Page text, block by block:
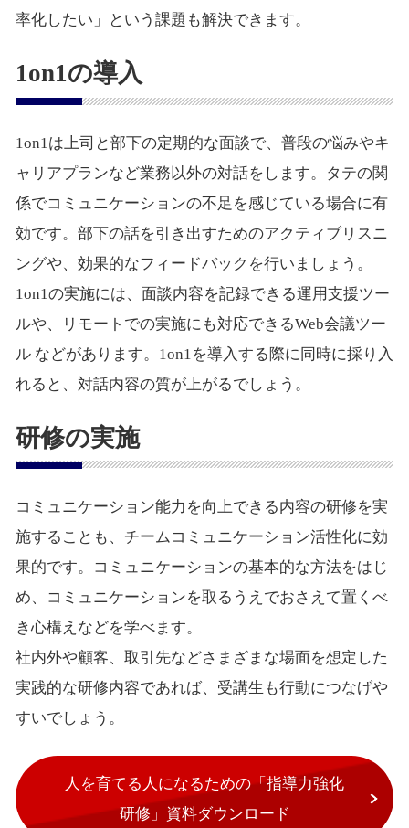
率化したい」という課題も解決できます。
1on1の導入
1on1は上司と部下の定期的な面談で、普段の悩みやキ
ャリアプランなど業務以外の対話をします。タテの関
係でコミュニケーションの不足を感じている場合に有
効です。部下の話を引き出すためのアクティブリスニ
ングや、効果的なフィードバックを行いましょう。
1on1の実施には、面談内容を記録できる運用支援ツー
ルや、リモートでの実施にも対応できるWeb会議ツー
ル などがあります。1on1を導入する際に同時に採り入
れると、対話内容の質が上がるでしょう。
研修の実施
コミュニケーション能力を向上できる内容の研修を実
施することも、チームコミュニケーション活性化に効
果的です。コミュニケーションの基本的な方法をはじ
め、コミュニケーションを取るうえでおさえて置くべ
き心構えなどを学べます。
社内外や顧客、取引先などさまざまな場面を想定した
実践的な研修内容であれば、受講生も行動につなげや
すいでしょう。
人を育てる人になるための「指導力強化
研修」資料ダウンロード